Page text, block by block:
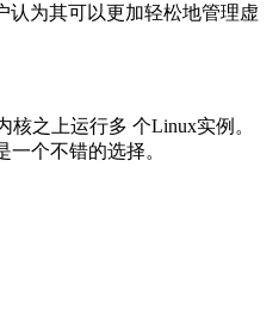
认为其可以更加轻松地管理虚
之上运行多 个Linux实例。
个不错的选择。